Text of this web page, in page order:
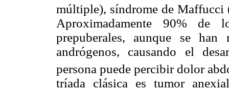
múltiple), síndrome de Maffucci
Aproximadamente 90% de
prepuberales, aunque se
andrógenos, causando el
persona puede percibir dolor
tríada clásica es tumor